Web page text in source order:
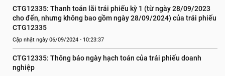
CTG12335: Thanh toán lãi trái phiếu kỳ 1 (từ ngày 28/09/2023
cho đến, nhưng không bao gồm ngày 28/09/2024) của trái phiếu
CTG12335
Cập nhật ngày 06/09/2024 - 10:23:37
CTG12335: Thông báo ngày hạch toán của trái phiếu doanh
nghiệp